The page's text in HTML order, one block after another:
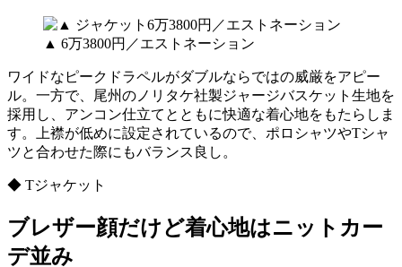
▲ 6万3800円／エストネーション
ワイドなピークドラペルがダブルならではの威厳をアピー
ル。一方で、尾州のノリタケ社製ジャージバスケット生地を
採用し、アンコン仕立てとともに快適な着心地をもたらしま
す。上襟が低めに設定されているので、ポロシャツやTシャ
ツと合わせた際にもバランス良し。
◆ Tジャケット
ブレザー顔だけど着心地はニットカー
デ並み